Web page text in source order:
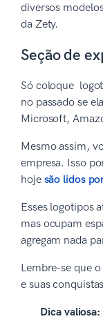
diversos
da Zety.
Seção de
Só coloque
no passado se
Microsoft,
Mesmo assim,
empresa. Isso
hoje são lidos
Esses logotipos
mas ocupam
agregam nada
Lembre-se que
e suas
Dica valiosa: